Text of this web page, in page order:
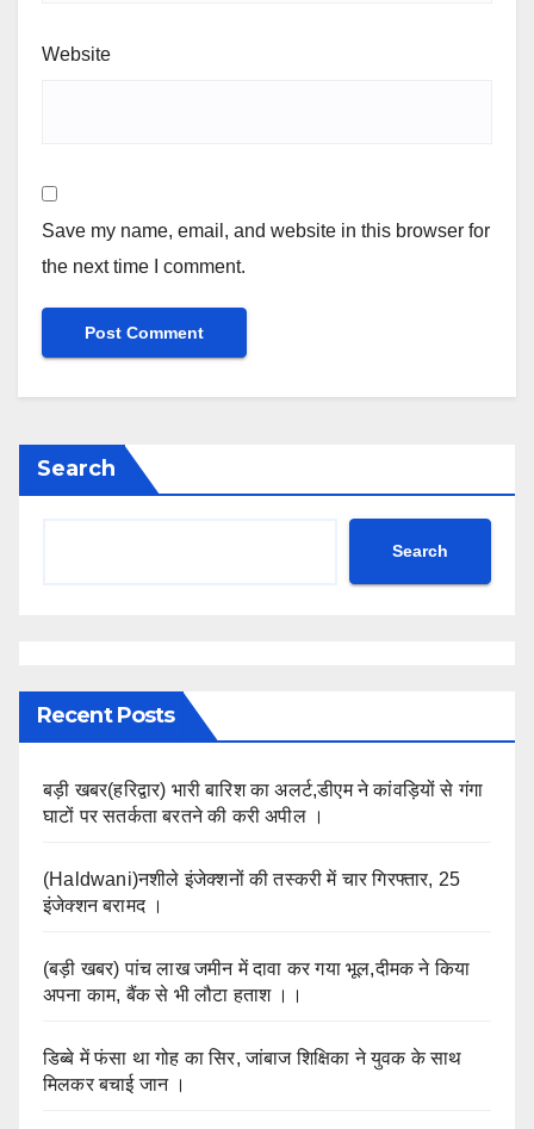
Website
Save my name, email, and website in this browser for
the next time I comment.
Search
Search
Recent Posts
बड़ी खबर(हरिद्वार) भारी बारिश का अलर्ट,डीएम ने कांवड़ियों से गंगा
घाटों पर सतर्कता बरतने की करी अपील ।
(Haldwani)नशीले इंजेक्शनों की तस्करी में चार गिरफ्तार, 25
इंजेक्शन बरामद ।
(बड़ी खबर) पांच लाख जमीन में दावा कर गया भूल,दीमक ने किया
अपना काम, बैंक से भी लौटा हताश ।।
डिब्बे में फंसा था गोह का सिर, जांबाज शिक्षिका ने युवक के साथ
मिलकर बचाई जान ।